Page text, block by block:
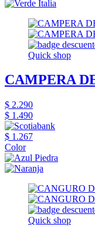
Quick shop
CAMPERA
$ 2.290
$ 1.490
$ 1.267
Color
Quick shop